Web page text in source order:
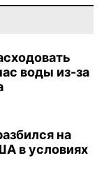
воды из-за
на
в условиях